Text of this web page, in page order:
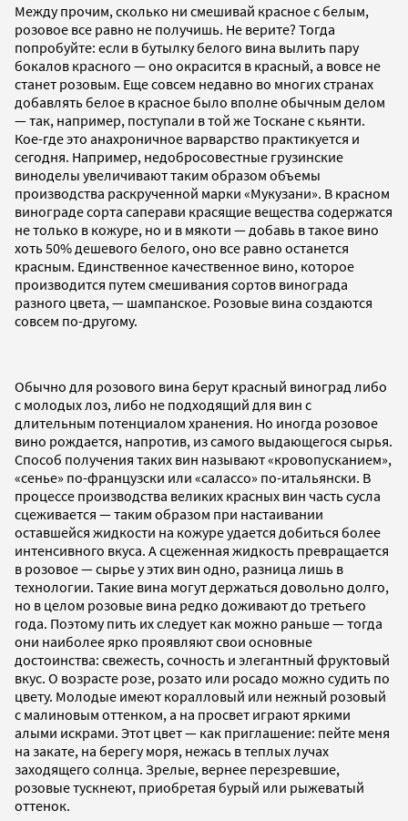
Между прочим, сколько ни смешивай красное с белым,
розовое все равно не получишь. Не верите? Тогда
попробуйте: если в бутылку белого вина вылить пару
бокалов красного — оно окрасится в красный, а вовсе не
станет розовым. Еще совсем недавно во многих странах
добавлять белое в красное было вполне обычным делом
— так, например, поступали в той же Тоскане с кьянти.
Кое-где это анахроничное варварство практикуется и
сегодня. Например, недобросовестные грузинские
виноделы увеличивают таким образом объемы
производства раскрученной марки «Мукузани». В красном
винограде сорта саперави красящие вещества содержатся
не только в кожуре, но и в мякоти — добавь в такое вино
хоть 50% дешевого белого, оно все равно останется
красным. Единственное качественное вино, которое
производится путем смешивания сортов винограда
разного цвета, — шампанское. Розовые вина создаются
совсем по-другому.
Обычно для розового вина берут красный виноград либо
с молодых лоз, либо не подходящий для вин с
длительным потенциалом хранения. Но иногда розовое
вино рождается, напротив, из самого выдающегося сырья.
Способ получения таких вин называют «кровопусканием»,
«сенье» по-французски или «салассо» по-итальянски. В
процессе производства великих красных вин часть сусла
сцеживается — таким образом при настаивании
оставшейся жидкости на кожуре удается добиться более
интенсивного вкуса. А сцеженная жидкость превращается
в розовое — сырье у этих вин одно, разница лишь в
технологии. Такие вина могут держаться довольно долго,
но в целом розовые вина редко доживают до третьего
года. Поэтому пить их следует как можно раньше — тогда
они наиболее ярко проявляют свои основные
достоинства: свежесть, сочность и элегантный фруктовый
вкус. О возрасте розе, розато или росадо можно судить по
цвету. Молодые имеют коралловый или нежный розовый
с малиновым оттенком, а на просвет играют яркими
алыми искрами. Этот цвет — как приглашение: пейте меня
на закате, на берегу моря, нежась в теплых лучах
заходящего солнца. Зрелые, вернее перезревшие,
розовые тускнеют, приобретая бурый или рыжеватый
оттенок.